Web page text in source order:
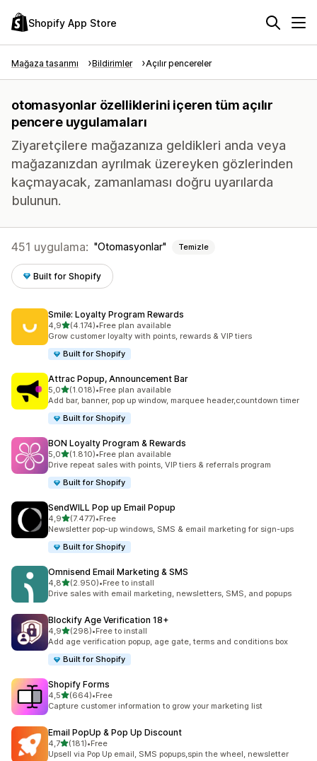
Shopify App Store
Mağaza tasarımı Bildirimler Açılır pencereler
otomasyonlar özelliklerini içeren tüm açılır
pencere uygulamaları
Ziyaretçilere mağazanıza geldikleri anda veya
mağazanızdan ayrılmak üzereyken gözlerinden
kaçmayacak, zamanlaması doğru uyarılarda
bulunun.
451 uygulama: Otomasyonlar Temizle
Built for Shopify
Smile: Loyalty Program Rewards
4,95 yıldız üzerinden
(4.174)
toplam 4174 değerlendirme
•Free plan available
Grow customer loyalty with points, rewards & VIP tiers
Built for Shopify
Attrac Popup, Announcement Bar
5,05 yıldız üzerinden
(1.018)
toplam 1018 değerlendirme
•Free plan available
Add bar, banner, pop up window, marquee header,countdown timer
Built for Shopify
BON Loyalty Program & Rewards
5,05 yıldız üzerinden
(1.810)
toplam 1810 değerlendirme
•Free plan available
Drive repeat sales with points, VIP tiers & referrals program
Built for Shopify
SendWILL Pop up Email Popup
4,95 yıldız üzerinden
(7.477)
toplam 7477 değerlendirme
•Free
Newsletter pop-up windows, SMS & email marketing for sign-ups
Built for Shopify
Omnisend Email Marketing & SMS
4,85 yıldız üzerinden
(2.950)
toplam 2950 değerlendirme
•Free to install
Drive sales with email marketing, newsletters, SMS, and popups
Blockify Age Verification 18+
4,95 yıldız üzerinden
(298)
toplam 298 değerlendirme
•Free to install
Add age verification popup, age gate, terms and conditions box
Built for Shopify
Shopify Forms
4,55 yıldız üzerinden
(664)
toplam 664 değerlendirme
•Free
Capture customer information to grow your marketing list
Email PopUp & Pop Up Discount
4,75 yıldız üzerinden
(181)
toplam 181 değerlendirme
•Free
Upsell via Pop Up email, SMS popups,spin the wheel, newsletter